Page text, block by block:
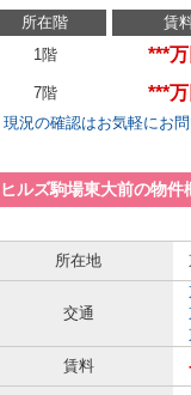
所在階 賃
1階
***万
7階 ***万
現況の確認はお気軽にお問
ヒルズ駒場東大前の物件
所在地
交通
賃料